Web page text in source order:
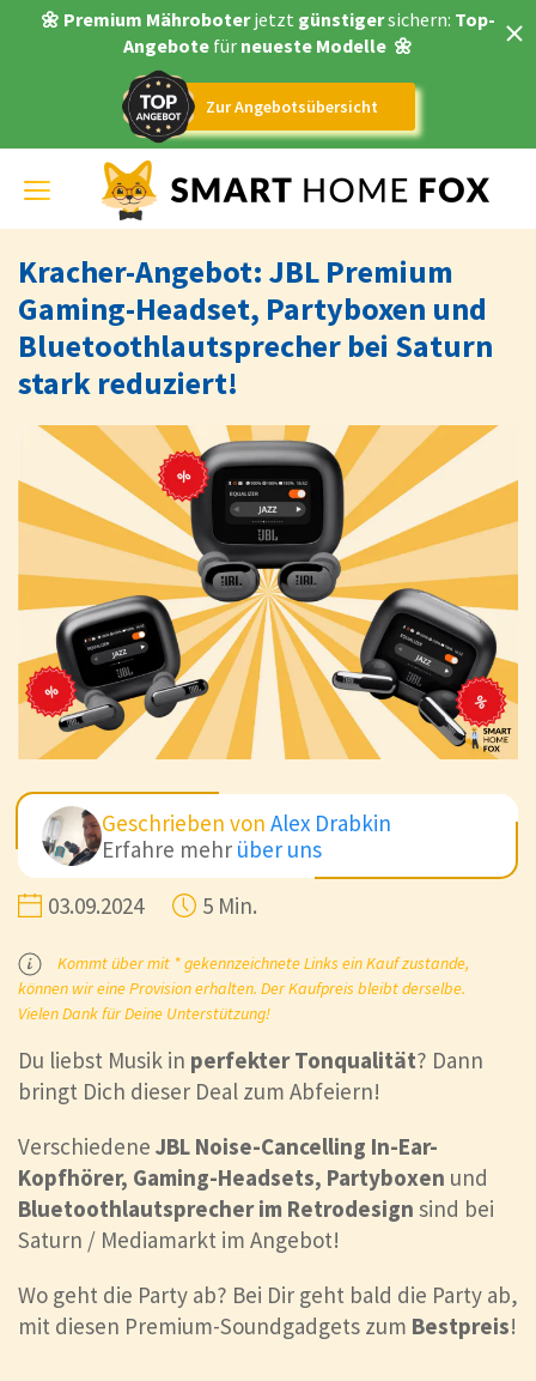
🌼 Premium Mähroboterjetzt günstigersichern: Top-
Angebote für neueste Modelle 🌼
Zur Angebotsübersicht
Toggle
navigation
Kracher-Angebot: JBL Premium
Gaming-Headset, Partyboxen und
Bluetoothlautsprecher bei Saturn
stark reduziert!
Geschrieben von Alex Drabkin
Erfahre mehr über uns
03.09.2024
5 Min.
Kommt über mit * gekennzeichnete Links ein Kauf zustande,
können wir eine Provision erhalten. Der Kaufpreis bleibt derselbe.
Vielen Dank für Deine Unterstützung!
Du liebst Musik in perfekter Tonqualität? Dann
bringt Dich dieser Deal zum Abfeiern!
Verschiedene JBL Noise-Cancelling In-Ear-
Kopfhörer, Gaming-Headsets, Partyboxen und
Bluetoothlautsprecher im Retrodesign sind bei
Saturn / Mediamarkt im Angebot!
Wo geht die Party ab? Bei Dir geht bald die Party ab,
mit diesen Premium-Soundgadgets zum Bestpreis!